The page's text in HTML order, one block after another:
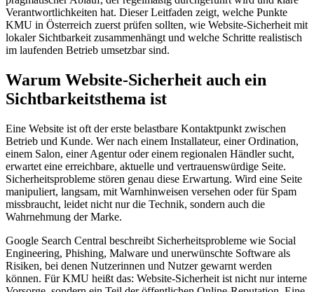
Verantwortlichkeiten hat. Dieser Leitfaden zeigt, welche Punkte
KMU in Österreich zuerst prüfen sollten, wie Website-Sicherheit mit
lokaler Sichtbarkeit zusammenhängt und welche Schritte realistisch
im laufenden Betrieb umsetzbar sind.
Warum Website-Sicherheit auch ein
Sichtbarkeitsthema ist
Eine Website ist oft der erste belastbare Kontaktpunkt zwischen
Betrieb und Kunde. Wer nach einem Installateur, einer Ordination,
einem Salon, einer Agentur oder einem regionalen Händler sucht,
erwartet eine erreichbare, aktuelle und vertrauenswürdige Seite.
Sicherheitsprobleme stören genau diese Erwartung. Wird eine Seite
manipuliert, langsam, mit Warnhinweisen versehen oder für Spam
missbraucht, leidet nicht nur die Technik, sondern auch die
Wahrnehmung der Marke.
Google Search Central beschreibt Sicherheitsprobleme wie Social
Engineering, Phishing, Malware und unerwünschte Software als
Risiken, bei denen Nutzerinnen und Nutzer gewarnt werden
können. Für KMU heißt das: Website-Sicherheit ist nicht nur interne